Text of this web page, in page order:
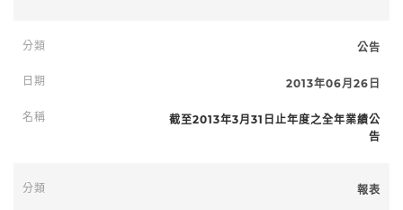
公告
2013年06月26日
截至2013年3月31日止年度之全年業績公
告
報表